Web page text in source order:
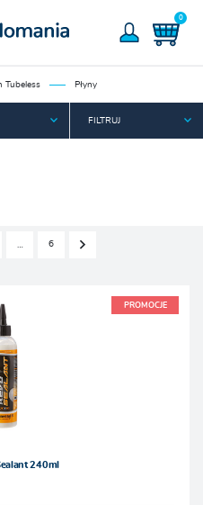
0
Tubeless Płyny
FILTRUJ
6
PROMOCJE
240ml